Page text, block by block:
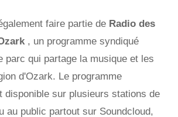
faire partie de Radio des
, un programme syndiqué
parc qui partage la musique et les
d'Ozark. Le programme
disponible sur plusieurs stations de
au public partout sur Soundcloud,